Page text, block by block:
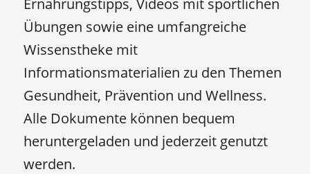
Ernährungstipps, Videos mit sportlichen
Übungen sowie eine umfangreiche
Wissenstheke mit
Informationsmaterialien zu den Themen
Gesundheit, Prävention und Wellness.
Alle Dokumente können bequem
heruntergeladen und jederzeit genutzt
werden.